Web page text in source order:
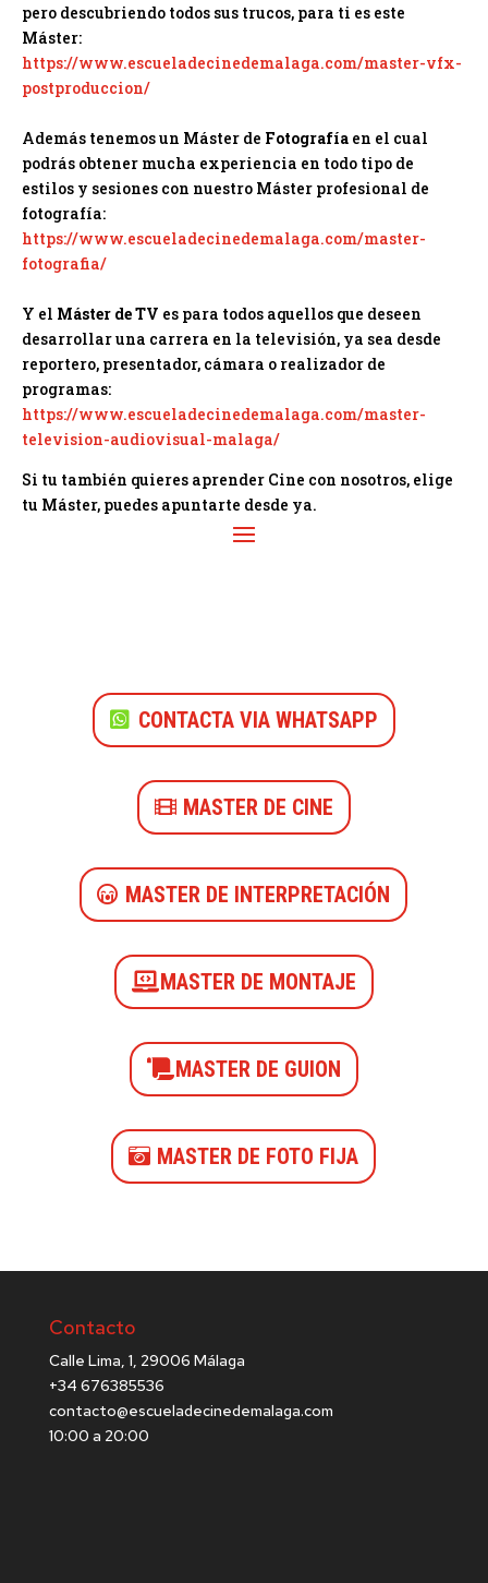
pero descubriendo todos sus trucos, para ti es este
Máster:
https://www.escueladecinedemalaga.com/master-vfx-
postproduccion/
Además tenemos un Máster de Fotografía en el cual
podrás obtener mucha experiencia en todo tipo de
estilos y sesiones con nuestro Máster profesional de
fotografía:
https://www.escueladecinedemalaga.com/master-
fotografia/
Y el Máster de TV es para todos aquellos que deseen
desarrollar una carrera en la televisión, ya sea desde
reportero, presentador, cámara o realizador de
programas:
https://www.escueladecinedemalaga.com/master-
television-audiovisual-malaga/
Si tu también quieres aprender Cine con nosotros, elige
tu Máster, puedes apuntarte desde ya.
CONTACTA VIA WHATSAPP
MASTER DE CINE
MASTER DE INTERPRETACIÓN
MASTER DE MONTAJE
MASTER DE GUION
MASTER DE FOTO FIJA
Contacto
Calle Lima, 1, 29006 Málaga
+34 676385536
contacto@escueladecinedemalaga.com
10:00 a 20:00